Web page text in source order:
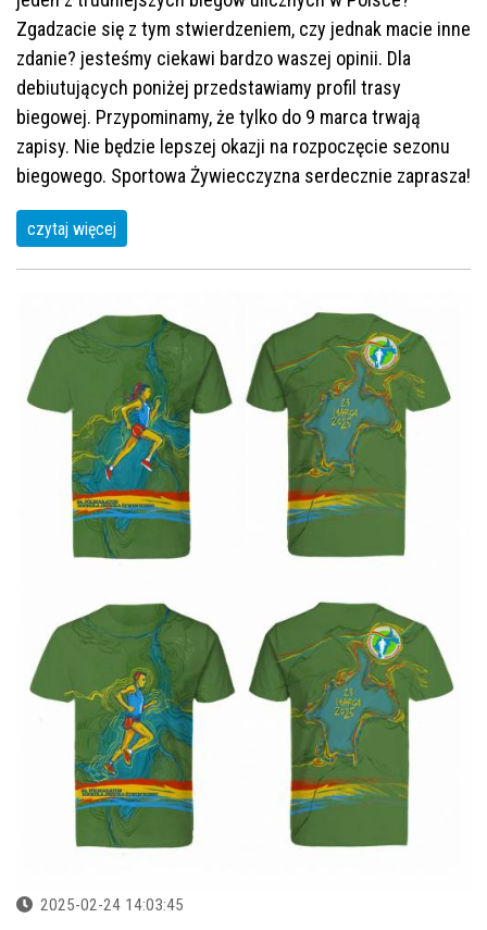
Zgadzacie się z tym stwierdzeniem, czy jednak macie inne
zdanie? jesteśmy ciekawi bardzo waszej opinii. Dla
debiutujących poniżej przedstawiamy profil trasy
biegowej. Przypominamy, że tylko do 9 marca trwają
zapisy. Nie będzie lepszej okazji na rozpoczęcie sezonu
biegowego. Sportowa Żywiecczyzna serdecznie zaprasza!
czytaj więcej
2025-02-24 14:03:45